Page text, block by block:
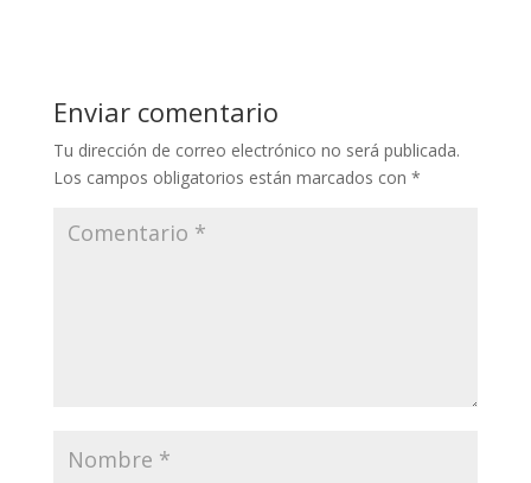
Enviar comentario
Tu dirección de correo electrónico no será publicada.
Los campos obligatorios están marcados con *